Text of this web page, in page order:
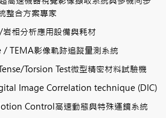
整合方案專家
岩相分析應用設備與耗材
/ TEMA影像軌跡追蹤量測系統
Torsion Test微型精密材料試驗機
Image Correlation technique (DIC)
Control高速動態與特殊運鏡系統